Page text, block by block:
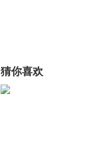
猜你喜欢